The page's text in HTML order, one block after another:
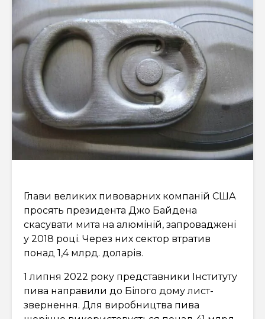
Глави великих пивоварних компаній США
просять президента Джо Байдена
скасувати мита на алюміній, запроваджені
у 2018 році. Через них сектор втратив
понад 1,4 млрд. доларів.
1 липня 2022 року представники Інституту
пива направили до Білого дому лист-
звернення. Для виробництва пива